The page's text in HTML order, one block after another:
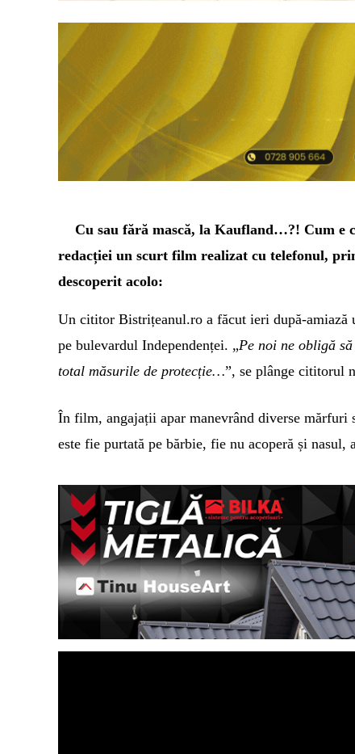
Cu sau fără mască, la Kaufland…?! Cum e
redacției un scurt film realizat cu telefonul,
descoperit acolo:
Un cititor Bistrițeanul.ro a făcut ieri după-amiază
pe bulevardul Independenței. „Pe noi ne obligă
total măsurile de protecție…”, se plânge cititorul
În film, angajații apar manevrând diverse mărfuri
este fie purtată pe bărbie, fie nu acoperă și